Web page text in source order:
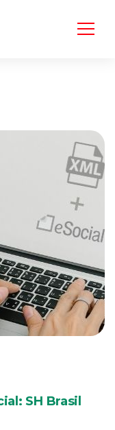
SH Brasil